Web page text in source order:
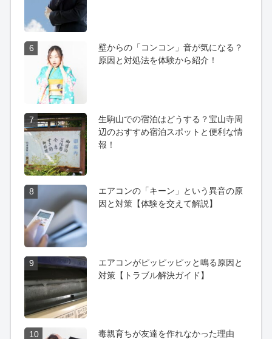
6
壁からの「コンコン」音が気になる？
原因と対処法を体験から紹介！
7
生駒山での宿泊はどうする？宝山寺周
辺のおすすめ宿泊スポットと便利な情
報！
8
エアコンの「キーン」という異音の原
因と対策【体験を交えて解説】
9
エアコンがピッピッピッと鳴る原因と
対策【トラブル解決ガイド】
10
毒親育ちが友達を作れなかった理由